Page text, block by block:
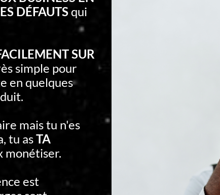
DÉFAUTSqui
SUR
simple pour
en quelques
mais tu n'es
tu asTA
monétiser.
est